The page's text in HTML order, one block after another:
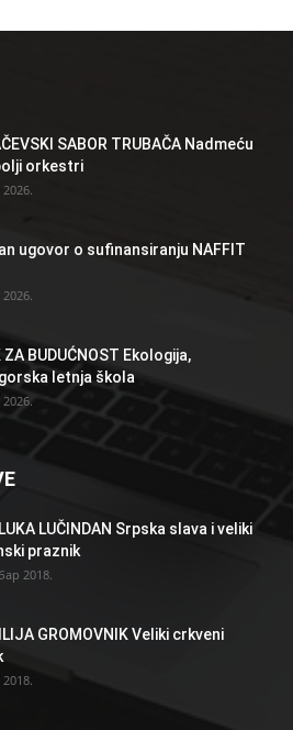
SABOR TRUBAČA Nadmeću
orkestri
2026.
ugovor o sufinansiranju NAFFIT
2026.
ZA BUDUĆNOST Ekologija,
letnja škola
2026.
LUČINDAN Srpska slava i veliki
praznik
2018.
GROMOVNIK Veliki crkveni
2018.